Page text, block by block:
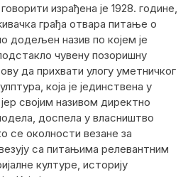
израђена је 1928. године,
грађа отвара питање о
додељен назив по којем је
чувену позоришну
да прихвати улогу уметничког
која је јединствена у
својим називом директно
доспела у власништво
се околности везане за
са питањима релевантним
културе, историју